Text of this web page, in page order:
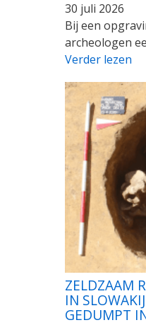
30 juli 2026
Bij een
archeologen
Verder lezen
ZELDZAAM
IN
GEDUMPT